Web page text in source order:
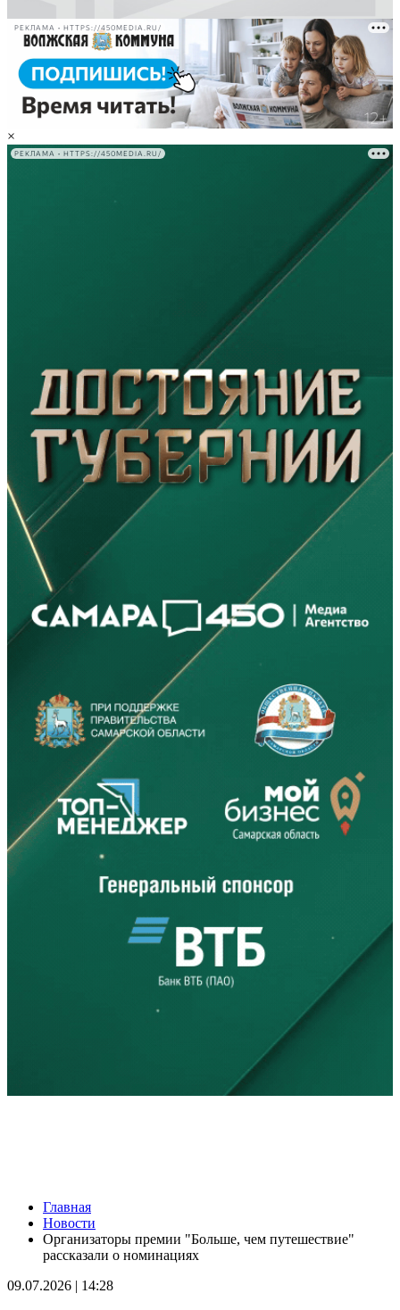
РЕКЛАМА • HTTPS://450MEDIA.RU/
×
РЕКЛАМА • HTTPS://450MEDIA.RU/
В Самарской области 9 августа будет аномальная жара
09.08.2026 | 07:04
Серия магнитных бурь ожидается в Самарской области во
второй половине августа
"Акрон" вничью сыграл с "Локомотивом" в третьем туре РПЛ
Главная
Новости
Организаторы премии "Больше, чем путешествие"
рассказали о номинациях
09.07.2026 | 14:28